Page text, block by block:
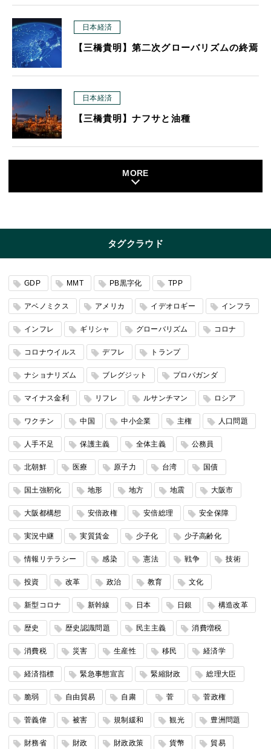
日本経済
【三橋貴明】第二次グローバリズムの終焉
日本経済
【三橋貴明】ナフサと油種
MORE
タグクラウド
GDP MMT PB黒字化 TPP
アベノミクス アメリカ イデオロギー インフラ
インフレ ギリシャ グローバリズム コロナ
コロナウイルス デフレ トランプ
ナショナリズム ブレグジット プロパガンダ
マイナス金利 リフレ ルサンチマン ロシア
ワクチン 中国 中小企業 主権 人口問題
人手不足 保護主義 全体主義 公務員
北朝鮮 医療 原子力 台湾 国債
国土強靭化 地形 地方 地震 大阪市
大阪都構想 安倍政権 安倍総理 安全保障
実況中継 実質賃金 少子化 少子高齢化
情報リテラシー 感染 憲法 戦争 技術
投資 改革 政治 教育 文化
新型コロナ 新幹線 日本 日銀 構造改革
歴史 歴史認識問題 民主主義 消費増税
消費税 災害 生産性 移民 経済学
経済指標 緊急事態宣言 緊縮財政 総理大臣
脆弱 自由貿易 自粛 菅 菅政権
菅義偉 被害 規制緩和 観光 豊洲問題
財務省 財政 財政政策 貨幣 貿易